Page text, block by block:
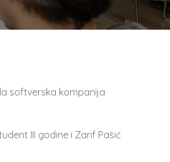
softverska kompanija
III godine i Zarif Pašić